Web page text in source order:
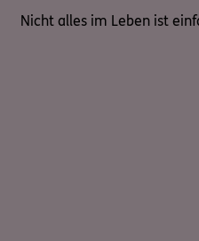
Nicht alles im Leben ist